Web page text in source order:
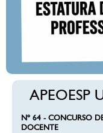
APEOESP
Nº 64 - CONCURSO
DOCENTE